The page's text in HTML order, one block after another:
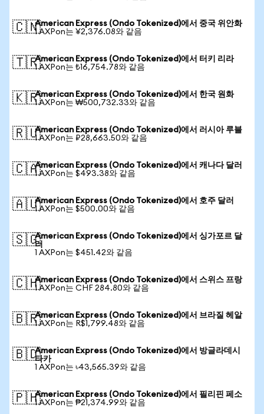
🇨🇳American Express (Ondo Tokenized)에서 중국 위안화
1 AXPon는 ¥2,376.08와 같음
🇹🇷American Express (Ondo Tokenized)에서 터키 리라
1 AXPon는 ₺16,754.78와 같음
🇰🇷American Express (Ondo Tokenized)에서 한국 원화
1 AXPon는 ₩500,732.33와 같음
🇷🇺American Express (Ondo Tokenized)에서 러시아 루블
1 AXPon는 ₽28,663.50와 같음
🇨🇦American Express (Ondo Tokenized)에서 캐나다 달러
1 AXPon는 $493.38와 같음
🇦🇺American Express (Ondo Tokenized)에서 호주 달러
1 AXPon는 $500.00와 같음
🇸🇬American Express (Ondo Tokenized)에서 싱가포르 달
러
1 AXPon는 $451.42와 같음
🇨🇭American Express (Ondo Tokenized)에서 스위스 프랑
1 AXPon는 CHF 284.80와 같음
🇧🇷American Express (Ondo Tokenized)에서 브라질 헤알
1 AXPon는 R$1,799.48와 같음
🇧🇩American Express (Ondo Tokenized)에서 방글라데시
타카
1 AXPon는 ৳43,565.39와 같음
🇵🇭American Express (Ondo Tokenized)에서 필리핀 페소
1 AXPon는 ₱21,374.99와 같음